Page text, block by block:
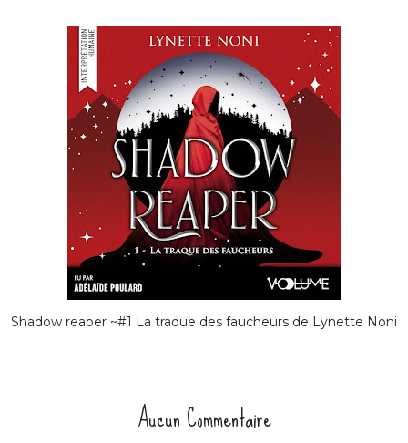
Shadow reaper ~#1 La traque des faucheurs de Lynette Noni
Aucun Commentaire